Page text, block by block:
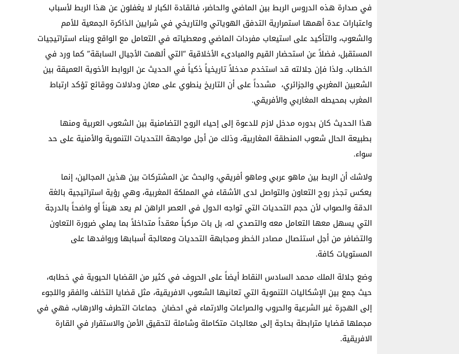
في صدارة هذه الدروس الربط بين الماضي والحاضر، فالقادة الكبار لا يغفلون عن هذا الربط لأسباب
واعتبارات عدة أهمها استمرارية التدفق الهوياتي والتاريخي في شرايين الذاكرة الجمعية للأمم
والشعوب، والتأكيد على استيعاب مفردات الماضي ومعطياته في التعامل مع الواقع وبناء استراتيجيات
المستقبل، فضلاً عن استحضار القيم والمبادىء الأخلاقية “التي ألهمت الأجيال السابقة” كما ورد في
الخطاب. ولذا فإن جلالته قد استخدم مدخلاً تاريخياً ذكياً في الحديث عن الروابط الأخوية العميقة بين
الشعبين المغربي والجزائري، مشدداً على أن التاريخ ينطوي على معان ودلالات ووقائع تؤكد ارتباط
المغرب بمحيطه المغاربي والأفريقي.
هذا الحديث كان بدوره مدخل لازم للدعوة إلى إحياء الروح التضامنية بين الشعوب العربية ومنها
بطبيعة الحال شعوب المنطقة المغاربية، وذلك من أجل مواجهة التحديات التنموية والأمنية على حد
سواء.
ولاشك أن الربط بين ماهو عربي وماهو أفريقي، والبحث عن المشتركات بين هذين المجالين، إنما
يعكس تجذر روح التعاون والتواصل لدى الأشقاء في المملكة المغربية، وهي رؤية استراتيجية بالغة
الدقة والصواب لأن حجم التحديات التي تواجه الدول في العصر الراهن لم يعد هيناً أو واضحاً بالدرجة
التي يسهل معها التعامل معه والتصدي له، بل بات مركباً معقداً متداخلاً بما يملي ضرورة التعاون
والتضافر من أجل استئصال مصادر الخطر ومجابهة التحديات ومعالجة أسبابها وروافدها على
المستويات كافة.
وضع جلالة الملك محمد السادس النقاط أيضاً على الحروف في كثير من القضايا الحيوية في خطابه،
حيث جمع بين الإشكاليات التنموية التي تعانيها الشعوب الافريقية، مثل قضايا التخلف والفقر واللجوء
إلى الهجرة غير الشرعية والحروب والصراعات والارتماء في احضان جماعات التطرف والارهاب، فهي في
مجملها قضايا مترابطة بحاجة إلى معالجات متكاملة وشاملة لتحقيق الأمن والاستقرار في القارة
الافريقية.